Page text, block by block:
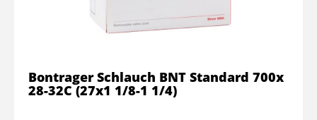
Bontrager Schlauch BNT Standard 700x
28-32C (27x1 1/8-1 1/4)